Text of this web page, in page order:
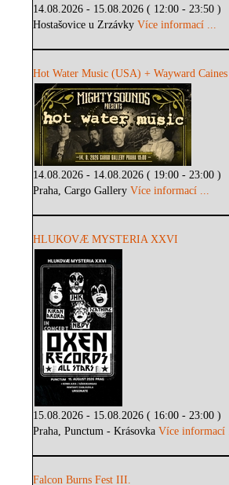
14.08.2026 - 15.08.2026 ( 12:00 - 23:50 )
Hostašovice u ZrzávkyVíce informací ...
Hot Water Music (USA) + Wayward
14.08.2026 - 14.08.2026 ( 19:00 - 23:00 )
Praha, Cargo GalleryVíce informací ...
HLUKOVÆ MYSTERIA XXVI
15.08.2026 - 15.08.2026 ( 16:00 - 23:00 )
Praha, Punctum - KrásovkaVíce informací
Falcon Burns Fest III.